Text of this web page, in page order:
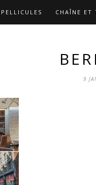
PELLICULES CHAÎNE ET
9